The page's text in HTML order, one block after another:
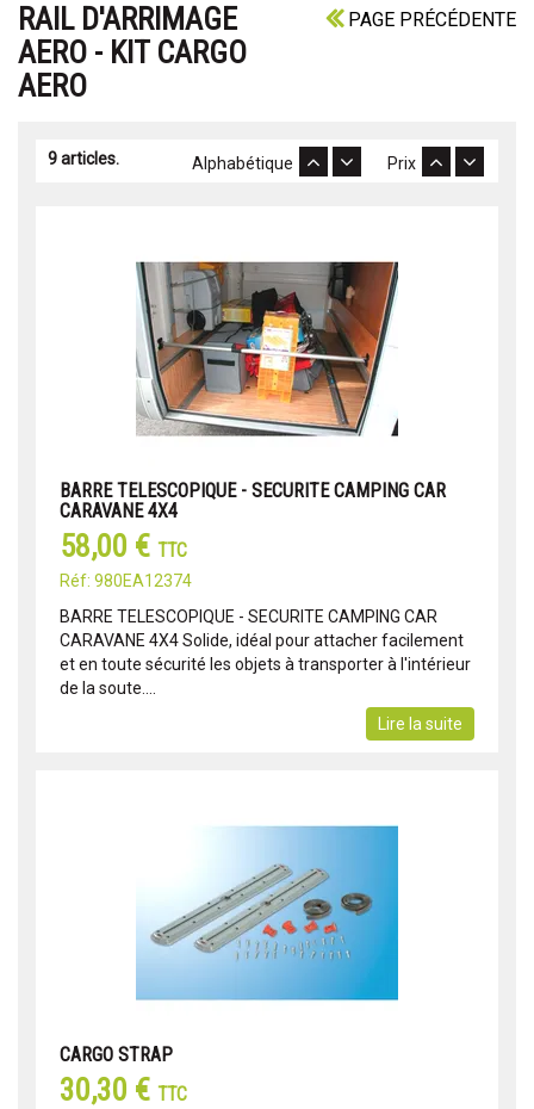
PAGE PRÉCÉDENTE
RAIL D'ARRIMAGE
AERO - KIT CARGO
AERO
9 articles. Prix
Alphabétique
BARRE TELESCOPIQUE - SECURITE CAMPING CAR
CARAVANE 4X4
58,00 € TTC
Réf: 980EA12374
BARRE TELESCOPIQUE - SECURITE CAMPING CAR
CARAVANE 4X4 Solide, idéal pour attacher facilement
et en toute sécurité les objets à transporter à l'intérieur
de la soute....
Lire la suite
CARGO STRAP
30,30 € TTC